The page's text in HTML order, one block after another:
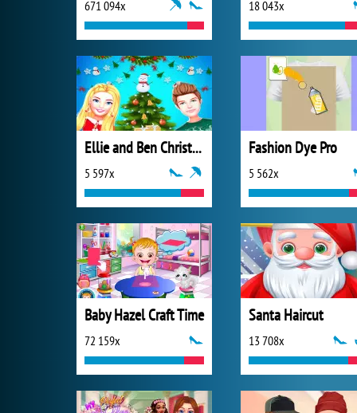
671 094x 18 043x
Ellie and Ben Christmas Preparation
5 597x
Fashion Dye Pro
5 562x
Baby Hazel Craft Time
72 159x
Santa Haircut
13 708x